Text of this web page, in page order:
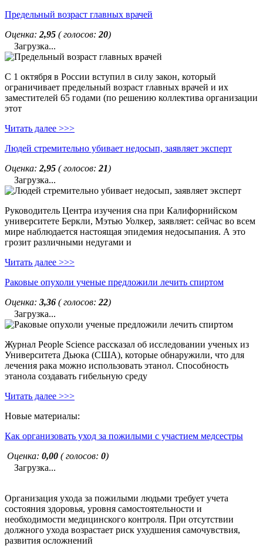
Предельный возраст главных врачей
Оценка: 2,95 ( голосов: 20)
Загрузка...
С 1 октября в России вступил в силу закон, который
ограничивает предельный возраст главных врачей и их
заместителей 65 годами (по решению коллектива организации
этот
Читать далее >>>
Людей стремительно убивает недосып, заявляет эксперт
Оценка: 2,95 ( голосов: 21)
Загрузка...
Руководитель Центра изучения сна при Калифорнийском
университете Беркли, Мэтью Уолкер, заявляет: сейчас во всем
мире наблюдается настоящая эпидемия недосыпания. А это
грозит различными недугами и
Читать далее >>>
Раковые опухоли ученые предложили лечить спиртом
Оценка: 3,36 ( голосов: 22)
Загрузка...
Журнал People Science рассказал об исследовании ученых из
Университета Дьюка (США), которые обнаружили, что для
лечения рака можно использовать этанол. Способность
этанола создавать гибельную среду
Читать далее >>>
Новые материалы:
Как организовать уход за пожилыми с участием медсестры
Оценка: 0,00 ( голосов: 0)
Загрузка...
Организация ухода за пожилыми людьми требует учета
состояния здоровья, уровня самостоятельности и
необходимости медицинского контроля. При отсутствии
должного ухода возрастает риск ухудшения самочувствия,
развития осложнений